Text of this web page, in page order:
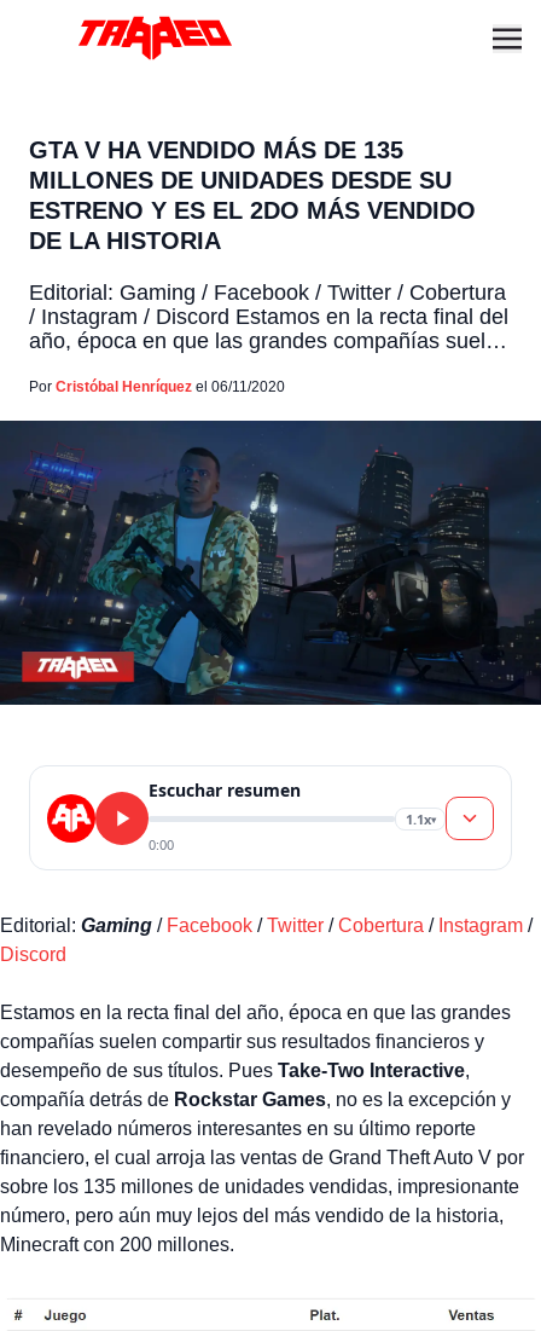
GTA V HA VENDIDO MÁS DE 135
MILLONES DE UNIDADES DESDE SU
ESTRENO Y ES EL 2DO MÁS VENDIDO
DE LA HISTORIA
Editorial: Gaming / Facebook / Twitter / Cobertura
/ Instagram / Discord Estamos en la recta final del
año, época en que las grandes compañías suelen
desempeño de sus títulos. Pues Take-Two
no es la excepción y han revelado números
interesantes en su último […]
Por Cristóbal Henríquez el 06/11/2020
Escuchar resumen
1.1x▾
0:00
Editorial: Gaming / Facebook /Twitter /Cobertura / Instagram /
Discord
Estamos en la recta final del año, época en que las grandes
compañías suelen compartir sus resultados financieros y
desempeño de sus títulos. Pues Take-Two Interactive,
compañía detrás de Rockstar Games, no es la excepción y
han revelado números interesantes en su último reporte
financiero, el cual arroja las ventas de Grand Theft Auto V por
sobre los 135 millones de unidades vendidas, impresionante
número, pero aún muy lejos del más vendido de la historia,
Minecraft con 200 millones.